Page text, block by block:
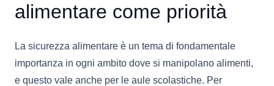
alimentare come priorità
La sicurezza alimentare è un tema di fondamentale
importanza in ogni ambito dove si manipolano alimenti,
e questo vale anche per le aule scolastiche. Per